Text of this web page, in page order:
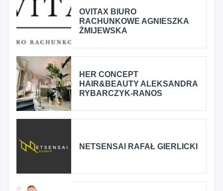
OVITAX BIURO
RACHUNKOWE AGNIESZKA
ŻMIJEWSKA
HER CONCEPT
HAIR&BEAUTY ALEKSANDRA
RYBARCZYK-RANOS
NETSENSAI RAFAŁ GIERLICKI